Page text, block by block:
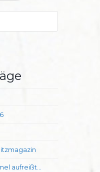
aufreißt…